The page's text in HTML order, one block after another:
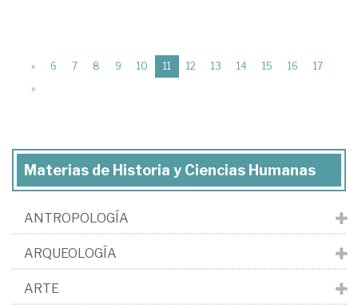
« 6 7 8 9 10 11 (current)
12 13 14 15 16
17
»
Materias de Historia y Ciencias Humanas
ANTROPOLOGÍA
ARQUEOLOGÍA
ARTE